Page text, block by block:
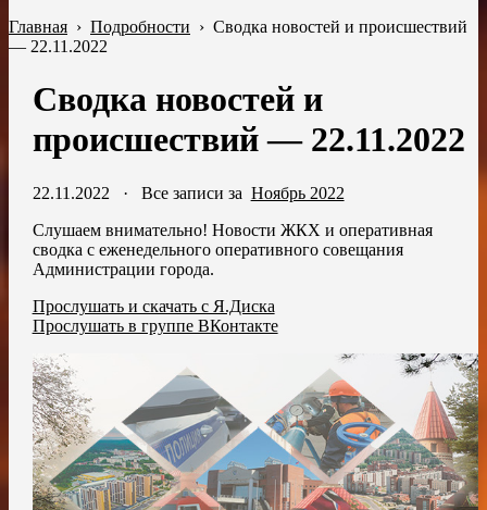
Главная › Подробности › Сводка новостей и происшествий
— 22.11.2022
Сводка новостей и
происшествий — 22.11.2022
22.11.2022 · Все записи за Ноябрь 2022
Слушаем внимательно! Новости ЖКХ и оперативная
сводка с еженедельного оперативного совещания
Администрации города.
Прослушать и скачать с Я.Диска
Прослушать в группе ВКонтакте